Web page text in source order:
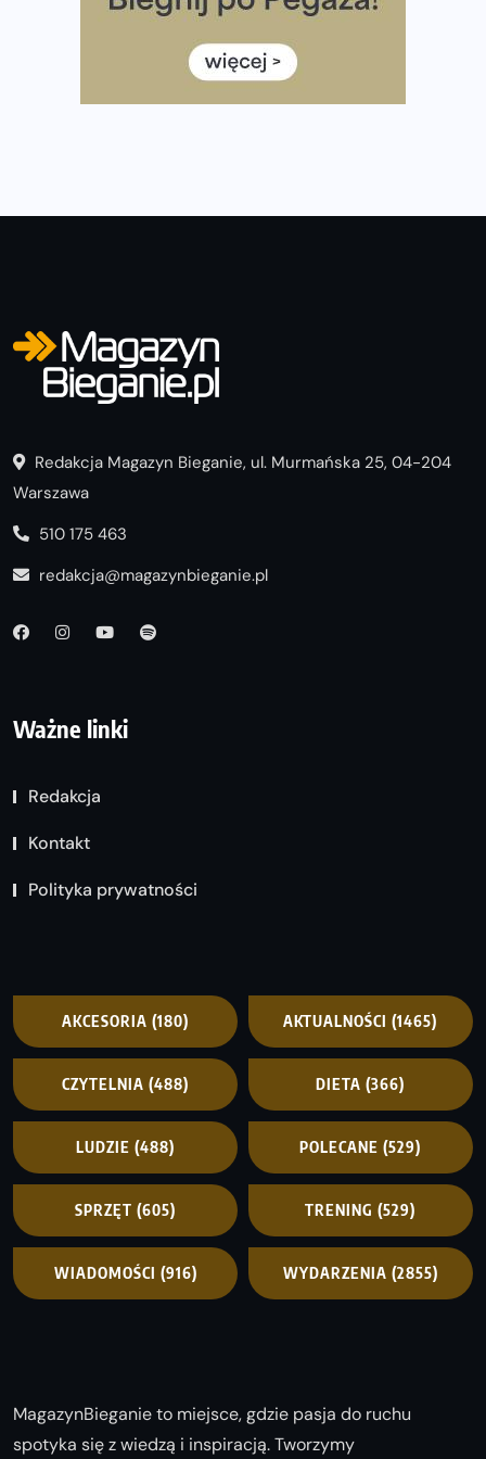
Rozbiegany Olsztyn szykuje się na weekend z
Już w tę sobotę 35. Bieg Powstania Warszawskiego.
Wystartuje rekordowa liczba uczestników
Redakcja Magazyn Bieganie, ul. Murmańska 25, 04-204
Warszawa
510 175 463
redakcja@magazynbieganie.pl
Ważne linki
Redakcja
Kontakt
Polityka prywatności
AKCESORIA (180) AKTUALNOŚCI (1465)
CZYTELNIA (488) DIETA (366)
LUDZIE (488) POLECANE (529)
SPRZĘT (605) TRENING (529)
WIADOMOŚCI (916) WYDARZENIA (2855)
MagazynBieganie to miejsce, gdzie pasja do ruchu
spotyka się z wiedzą i inspiracją. Tworzymy